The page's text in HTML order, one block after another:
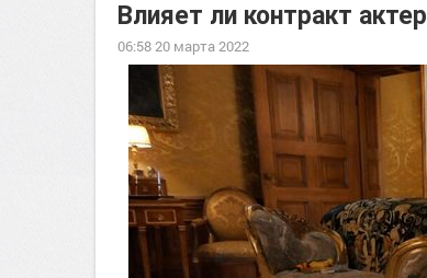
Влияет ли контракт
06:58 20 марта 2022